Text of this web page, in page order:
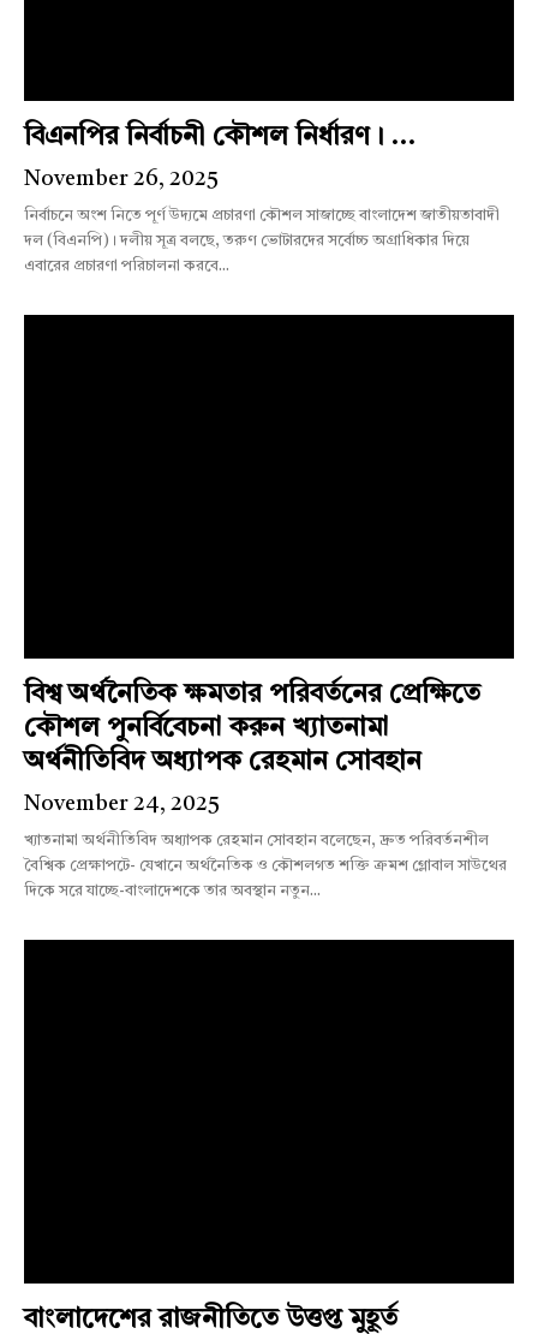
বিএনপির নির্বাচনী কৌশল নির্ধারণ। ...
November 26, 2025
নির্বাচনে অংশ নিতে পূর্ণ উদ্যমে প্রচারণা কৌশল সাজাচ্ছে বাংলাদেশ জাতীয়তাবাদী
দল (বিএনপি)। দলীয় সূত্র বলছে, তরুণ ভোটারদের সর্বোচ্চ অগ্রাধিকার দিয়ে
এবারের প্রচারণা পরিচালনা করবে...
বিশ্ব অর্থনৈতিক ক্ষমতার পরিবর্তনের প্রেক্ষিতে
কৌশল পুনর্বিবেচনা করুন খ্যাতনামা
অর্থনীতিবিদ অধ্যাপক রেহমান সোবহান
November 24, 2025
খ্যাতনামা অর্থনীতিবিদ অধ্যাপক রেহমান সোবহান বলেছেন, দ্রুত পরিবর্তনশীল
বৈশ্বিক প্রেক্ষাপটে- যেখানে অর্থনৈতিক ও কৌশলগত শক্তি ক্রমশ গ্লোবাল সাউথের
দিকে সরে যাচ্ছে-বাংলাদেশকে তার অবস্থান নতুন...
বাংলাদেশের রাজনীতিতে উত্তপ্ত মুহূর্ত